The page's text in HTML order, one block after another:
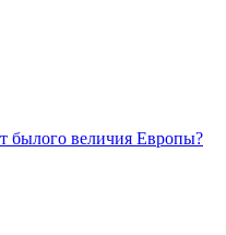
былого величия Европы?